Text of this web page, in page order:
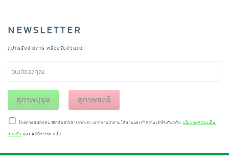
NEWSLETTER
สมัครรับข่าวสาร พร้อมรับส่วนลด
สุภาพบุรุษ สุภาพสตรี
โดยการสมัครสมาชิกรับข่าวสารจากเรา เราทราบว่าท่านได้อ่านและทำความเข้าใจเกี่ยวกับ นโยบายความเป็น
ส่วนตัว ของ AllOnline แล้ว